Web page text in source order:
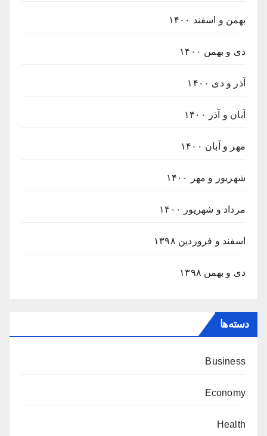
بهمن و اسفند ۱۴۰۰
دی و بهمن ۱۴۰۰
آذر و دی ۱۴۰۰
آبان و آذر ۱۴۰۰
مهر و آبان ۱۴۰۰
شهریور و مهر ۱۴۰۰
مرداد و شهریور ۱۴۰۰
اسفند و فروردین ۱۳۹۸
دی و بهمن ۱۳۹۸
دسته‌ها
Business
Economy
Health